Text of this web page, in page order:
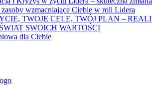
wzmacniające Ciebie w roli Lidera
TWOJE CELE, TWÓJ PLAN –
SWOICH WARTOŚCI
dla Ciebie